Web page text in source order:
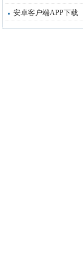
安卓客户端APP下载